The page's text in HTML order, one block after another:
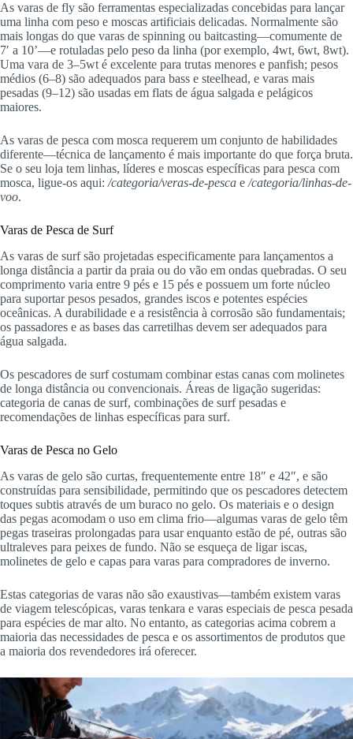
As varas de fly são ferramentas especializadas concebidas para lançar
uma linha com peso e moscas artificiais delicadas. Normalmente são
mais longas do que varas de spinning ou baitcasting—comumente de
7′ a 10’—e rotuladas pelo peso da linha (por exemplo, 4wt, 6wt, 8wt).
Uma vara de 3–5wt é excelente para trutas menores e panfish; pesos
médios (6–8) são adequados para bass e steelhead, e varas mais
pesadas (9–12) são usadas em flats de água salgada e pelágicos
maiores.
As varas de pesca com mosca requerem um conjunto de habilidades
diferente—técnica de lançamento é mais importante do que força bruta.
Se o seu loja tem linhas, líderes e moscas específicas para pesca com
mosca, ligue-os aqui: /categoria/veras-de-pesca e /categoria/linhas-de-
voo.
Varas de Pesca de Surf
As varas de surf são projetadas especificamente para lançamentos a
longa distância a partir da praia ou do vão em ondas quebradas. O seu
comprimento varia entre 9 pés e 15 pés e possuem um forte núcleo
para suportar pesos pesados, grandes iscos e potentes espécies
oceânicas. A durabilidade e a resistência à corrosão são fundamentais;
os passadores e as bases das carretilhas devem ser adequados para
água salgada.
Os pescadores de surf costumam combinar estas canas com molinetes
de longa distância ou convencionais. Áreas de ligação sugeridas:
categoria de canas de surf, combinações de surf pesadas e
recomendações de linhas específicas para surf.
Varas de Pesca no Gelo
As varas de gelo são curtas, frequentemente entre 18″ e 42″, e são
construídas para sensibilidade, permitindo que os pescadores detectem
toques subtis através de um buraco no gelo. Os materiais e o design
das pegas acomodam o uso em clima frio—algumas varas de gelo têm
pegas traseiras prolongadas para usar enquanto estão de pé, outras são
ultraleves para peixes de fundo. Não se esqueça de ligar iscas,
molinetes de gelo e capas para varas para compradores de inverno.
Estas categorias de varas não são exaustivas—também existem varas
de viagem telescópicas, varas tenkara e varas especiais de pesca pesada
para espécies de mar alto. No entanto, as categorias acima cobrem a
maioria das necessidades de pesca e os assortimentos de produtos que
a maioria dos revendedores irá oferecer.